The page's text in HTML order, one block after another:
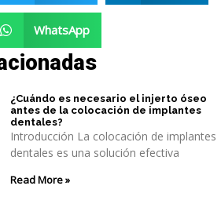
WhatsApp
¿Cuándo es necesario el injerto óseo
antes de la colocación de implantes
dentales?
Introducción La colocación de implantes
dentales es una solución efectiva
Read More »